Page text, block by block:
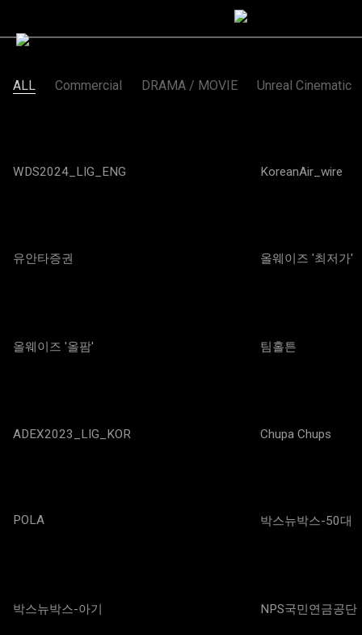
ALL Commercial DRAMA / MOVIE Unreal Cinematic
WDS2024_LIG_ENG KoreanAir_wire
유안타증권 올웨이즈 '최저가'
올웨이즈 '올팜' 팀홀튼
ADEX2023_LIG_KOR Chupa Chups
POLA 박스뉴박스-50대
박스뉴박스-아기 NPS국민연금공단